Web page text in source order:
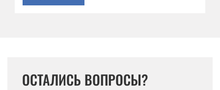
ОСТАЛИСЬ ВОПРОСЫ?